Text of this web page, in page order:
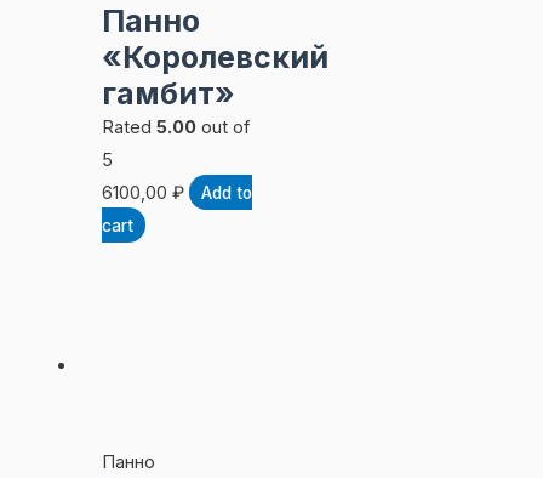
Панно
«Королевский
гамбит»
Rated 5.00out of
5
6100,00 ₽
Add to
cart
Панно